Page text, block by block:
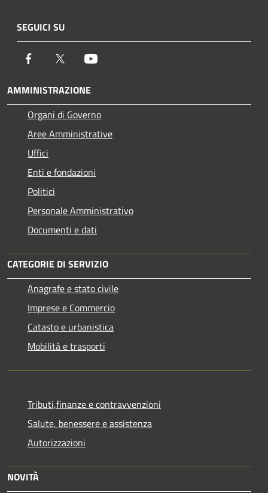
SEGUICI SU
Facebook Twitter
AMMINISTRAZIONE
Organi di Governo
Aree Amministrative
Uffici
Enti e fondazioni
Politici
Personale Amministrativo
Documenti e dati
CATEGORIE DI SERVIZIO
Anagrafe e stato civile
Imprese e Commercio
Catasto e urbanistica
Mobilità e trasporti
Tributi,finanze e contravvenzioni
Salute, benessere e assistenza
Autorizzazioni
NOVITÀ